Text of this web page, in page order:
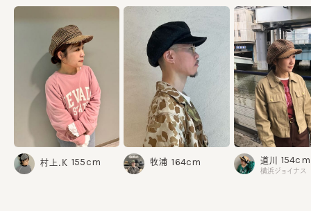
表地：ウール100%
つば部分：豚革
裏地：綿100%
生産国 made in JAPAN
村上.K 155cm 牧浦 164cm 道川 154cm
横浜ジョイナス